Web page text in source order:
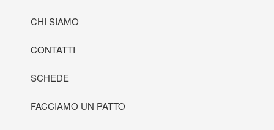
CHI SIAMO
CONTATTI
SCHEDE
FACCIAMO UN PATTO